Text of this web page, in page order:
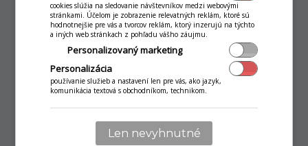
Samoobslužný kiosk
Obslúžte čo najviac zákazníkov a šetrite
stovky eur mesačne na brigádnikoch.
Spoznajte výhody kiosku s voliteľným
cookies slúžia na sledovanie návštevníkov medzi webovými
stránkami. Účelom je zobrazenie relevatných reklám, ktoré sú
hodnotnejšie pre vás a tvorcov reklám, ktorý inzerujú na týchto
a iných web stránkach z pohľadu vášho záujmu.
Personalizovaný marketing
Personalizácia
používanie služieb a nastavení len pre vás, ako jazyk,
komunikácia textová s obchodníkom, technikom.
Len nevyhnutné